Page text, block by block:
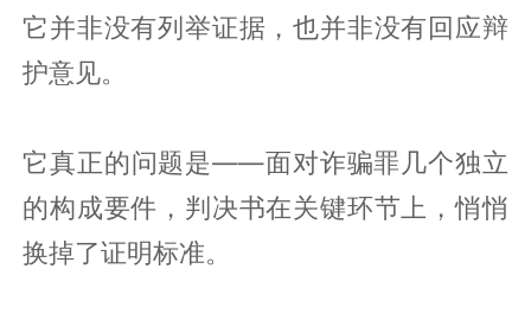
它并非没有列举证据，也并非没有回应辩
护意见。
它真正的问题是——面对诈骗罪几个独立
的构成要件，判决书在关键环节上，悄悄
换掉了证明标准。